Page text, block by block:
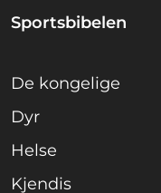
Sportsbibelen
De kongelige
Dyr
Helse
Kjendis